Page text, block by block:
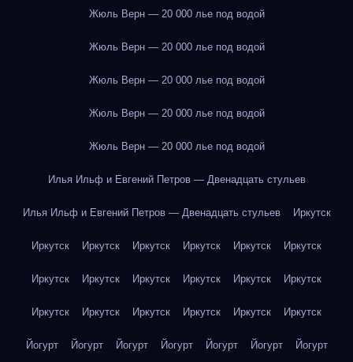
Жюль Верн — 20 000 лье под водой
Жюль Верн — 20 000 лье под водой
Жюль Верн — 20 000 лье под водой
Жюль Верн — 20 000 лье под водой
Жюль Верн — 20 000 лье под водой
Илья Ильф и Евгений Петров — Двенадцать стульев
Илья Ильф и Евгений Петров — Двенадцать стульев Иркутск
Иркутск Иркутск Иркутск Иркутск Иркутск Иркутск
Иркутск Иркутск Иркутск Иркутск Иркутск Иркутск
Иркутск Иркутск Иркутск Иркутск Иркутск Иркутск
Йогурт Йогурт Йогурт Йогурт Йогурт Йогурт Йогурт